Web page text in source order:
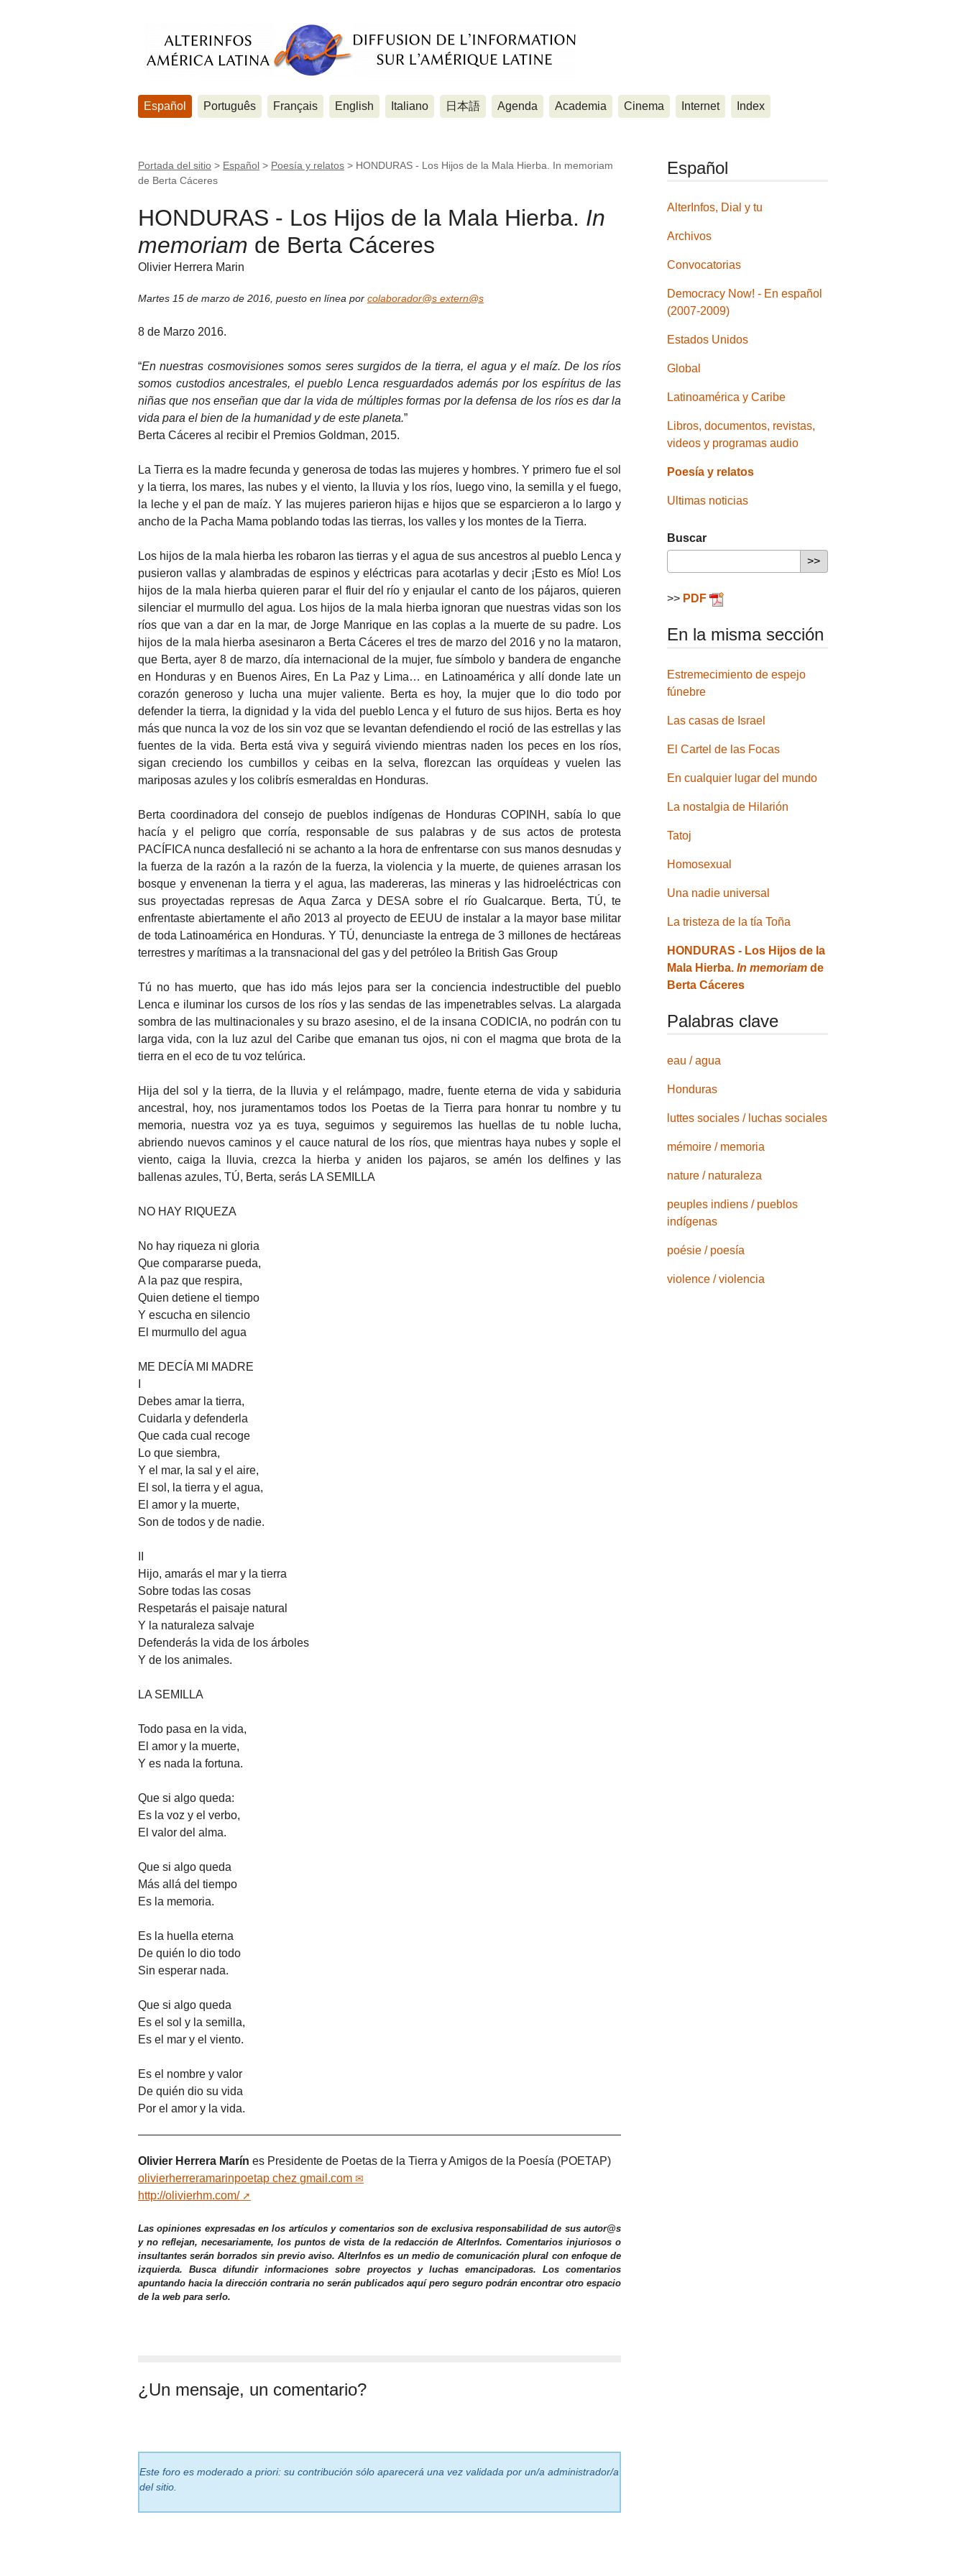
Español Português Français English Italiano 日本語 Agenda Academia Cinema Internet Index
Portada del sitio > Español > Poesía y relatos > HONDURAS - Los Hijos de la Mala Hierba. In memoriam
de Berta Cáceres
HONDURAS - Los Hijos de la Mala Hierba. In
memoriam de Berta Cáceres
Olivier Herrera Marin
Martes 15 de marzo de 2016 puesto en línea por colaborador@s extern@s
8 de Marzo 2016.
“En nuestras cosmovisiones somos seres surgidos de la tierra, el agua y el maíz. De los ríos
somos custodios ancestrales, el pueblo Lenca resguardados además por los espíritus de las
niñas que nos enseñan que dar la vida de múltiples formas por la defensa de los ríos es dar la
vida para el bien de la humanidad y de este planeta.”
Berta Cáceres al recibir el Premios Goldman, 2015.
La Tierra es la madre fecunda y generosa de todas las mujeres y hombres. Y primero fue el sol
y la tierra, los mares, las nubes y el viento, la lluvia y los ríos, luego vino, la semilla y el fuego,
la leche y el pan de maíz. Y las mujeres parieron hijas e hijos que se esparcieron a lo largo y
ancho de la Pacha Mama poblando todas las tierras, los valles y los montes de la Tierra.
Los hijos de la mala hierba les robaron las tierras y el agua de sus ancestros al pueblo Lenca y
pusieron vallas y alambradas de espinos y eléctricas para acotarlas y decir ¡Esto es Mío! Los
hijos de la mala hierba quieren parar el fluir del río y enjaular el canto de los pájaros, quieren
silenciar el murmullo del agua. Los hijos de la mala hierba ignoran que nuestras vidas son los
ríos que van a dar en la mar, de Jorge Manrique en las coplas a la muerte de su padre. Los
hijos de la mala hierba asesinaron a Berta Cáceres el tres de marzo del 2016 y no la mataron,
que Berta, ayer 8 de marzo, día internacional de la mujer, fue símbolo y bandera de enganche
en Honduras y en Buenos Aires, En La Paz y Lima… en Latinoamérica y allí donde late un
corazón generoso y lucha una mujer valiente. Berta es hoy, la mujer que lo dio todo por
defender la tierra, la dignidad y la vida del pueblo Lenca y el futuro de sus hijos. Berta es hoy
más que nunca la voz de los sin voz que se levantan defendiendo el roció de las estrellas y las
fuentes de la vida. Berta está viva y seguirá viviendo mientras naden los peces en los ríos,
sigan creciendo los cumbillos y ceibas en la selva, florezcan las orquídeas y vuelen las
mariposas azules y los colibrís esmeraldas en Honduras.
Berta coordinadora del consejo de pueblos indígenas de Honduras COPINH, sabía lo que
hacía y el peligro que corría, responsable de sus palabras y de sus actos de protesta
PACÍFICA nunca desfalleció ni se achanto a la hora de enfrentarse con sus manos desnudas y
la fuerza de la razón a la razón de la fuerza, la violencia y la muerte, de quienes arrasan los
bosque y envenenan la tierra y el agua, las madereras, las mineras y las hidroeléctricas con
sus proyectadas represas de Aqua Zarca y DESA sobre el río Gualcarque. Berta, TÚ, te
enfrentaste abiertamente el año 2013 al proyecto de EEUU de instalar a la mayor base militar
de toda Latinoamérica en Honduras. Y TÚ, denunciaste la entrega de 3 millones de hectáreas
terrestres y marítimas a la transnacional del gas y del petróleo la British Gas Group
Tú no has muerto, que has ido más lejos para ser la conciencia indestructible del pueblo
Lenca e iluminar los cursos de los ríos y las sendas de las impenetrables selvas. La alargada
sombra de las multinacionales y su brazo asesino, el de la insana CODICIA, no podrán con tu
larga vida, con la luz azul del Caribe que emanan tus ojos, ni con el magma que brota de la
tierra en el eco de tu voz telúrica.
Hija del sol y la tierra, de la lluvia y el relámpago, madre, fuente eterna de vida y sabiduria
ancestral, hoy, nos juramentamos todos los Poetas de la Tierra para honrar tu nombre y tu
memoria, nuestra voz ya es tuya, seguimos y seguiremos las huellas de tu noble lucha,
abriendo nuevos caminos y el cauce natural de los ríos, que mientras haya nubes y sople el
viento, caiga la lluvia, crezca la hierba y aniden los pajaros, se amén los delfines y las
ballenas azules, TÚ, Berta, serás LA SEMILLA
NO HAY RIQUEZA
No hay riqueza ni gloria
Que compararse pueda,
A la paz que respira,
Quien detiene el tiempo
Y escucha en silencio
El murmullo del agua
ME DECÍA MI MADRE
Debes amar la tierra,
Cuidarla y defenderla
Que cada cual recoge
Lo que siembra,
Y el mar, la sal y el aire,
El sol, la tierra y el agua,
El amor y la muerte,
Son de todos y de nadie.
Hijo, amarás el mar y la tierra
Sobre todas las cosas
Respetarás el paisaje natural
Y la naturaleza salvaje
Defenderás la vida de los árboles
Y de los animales.
LA SEMILLA
Todo pasa en la vida,
El amor y la muerte,
Y es nada la fortuna.
Que si algo queda:
Es la voz y el verbo,
El valor del alma.
Que si algo queda
Más allá del tiempo
Es la memoria.
Es la huella eterna
De quién lo dio todo
Sin esperar nada.
Que si algo queda
Es el sol y la semilla,
Es el mar y el viento.
Es el nombre y valor
De quién dio su vida
Por el amor y la vida.
Olivier Herrera Marín es Presidente de Poetas de la Tierra y Amigos de la Poesía (POETAP)
olivierherreramarinpoetap chez gmail.com
http://olivierhm.com/
Las opiniones expresadas en los artículos y comentarios son de exclusiva responsabilidad de sus autor@s
y no reflejan, necesariamente, los puntos de vista de la redacción de AlterInfos. Comentarios injuriosos o
insultantes serán borrados sin previo aviso. AlterInfos es un medio de comunicación plural con enfoque de
izquierda. Busca difundir informaciones sobre proyectos y luchas emancipadoras. Los comentarios
apuntando hacia la dirección contraria no serán publicados aquí pero seguro podrán encontrar otro espacio
de la web para serlo.
¿Un mensaje, un comentario?
Este foro es moderado a priori: su contribución sólo aparecerá una vez validada por un/a administrador/a
del sitio.
Español
AlterInfos, Dial y tu
Archivos
Convocatorias
Democracy Now! - En español
(2007-2009)
Estados Unidos
Global
Latinoamérica y Caribe
Libros, documentos, revistas,
videos y programas audio
Poesía y relatos
Ultimas noticias
Buscar
>> PDF
En la misma sección
Estremecimiento de espejo
fúnebre
Las casas de Israel
El Cartel de las Focas
En cualquier lugar del mundo
La nostalgia de Hilarión
Tatoj
Homosexual
Una nadie universal
La tristeza de la tía Toña
HONDURAS - Los Hijos de la
Mala Hierba.In memoriam de
Berta Cáceres
Palabras clave
eau / agua
Honduras
luttes sociales / luchas sociales
mémoire / memoria
nature / naturaleza
peuples indiens / pueblos
indígenas
poésie / poesía
violence / violencia